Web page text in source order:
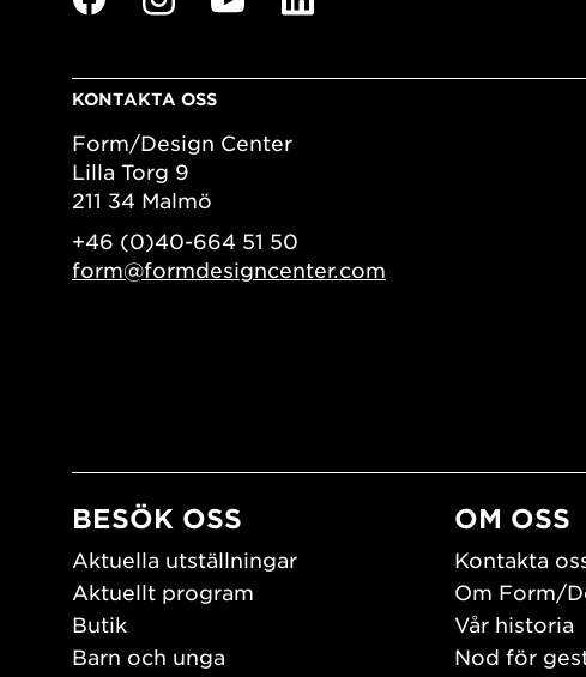
KONTAKTA OSS
Form/Design Center
Lilla Torg 9
211 34 Malmö
+46 (0)40-664 51 50
form@formdesigncenter.com
BESÖK OSS
Aktuella utställningar
Aktuellt program
Butik
Barn och unga
OM OSS
Kontakta
Om Form/
Vår historia
Nod för